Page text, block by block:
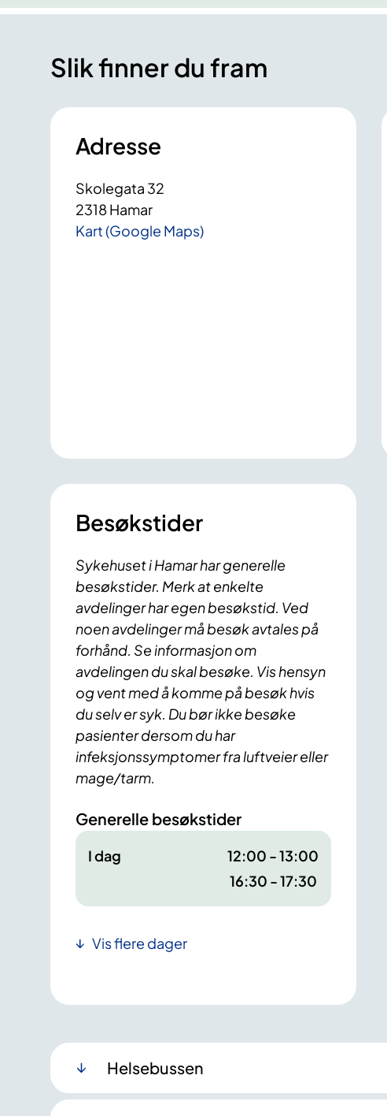
Slik finner du fram
Adresse
Skolegata 32
2318 Hamar
Kart (Google Maps)
Besøkstider
Sykehuset i Hamar har generelle
besøkstider. Merk at enkelte
avdelinger har egen besøkstid. Ved
noen avdelinger må besøk avtales på
forhånd. Se informasjon om
avdelingen du skal besøke. Vis hensyn
og vent med å komme på besøk hvis
du selv er syk. Du bør ikke besøke
pasienter dersom du har
infeksjonssymptomer fra luftveier eller
mage/tarm.
Generelle besøkstider
I dag
12:00 - 13:00
16:30 - 17:30
Vis flere dager
Helsebussen